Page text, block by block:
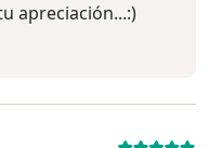
apreciación...:)